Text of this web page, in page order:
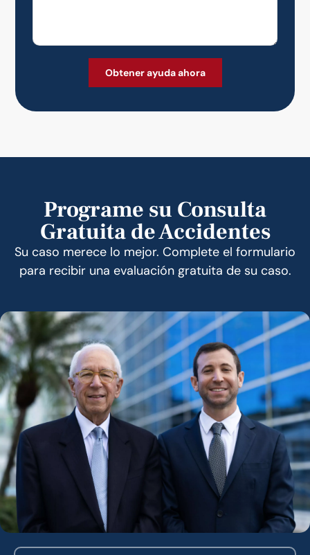
Programe su Consulta
Gratuita de Accidentes
Su caso merece lo mejor. Complete el formulario
para recibir una evaluación gratuita de su caso.